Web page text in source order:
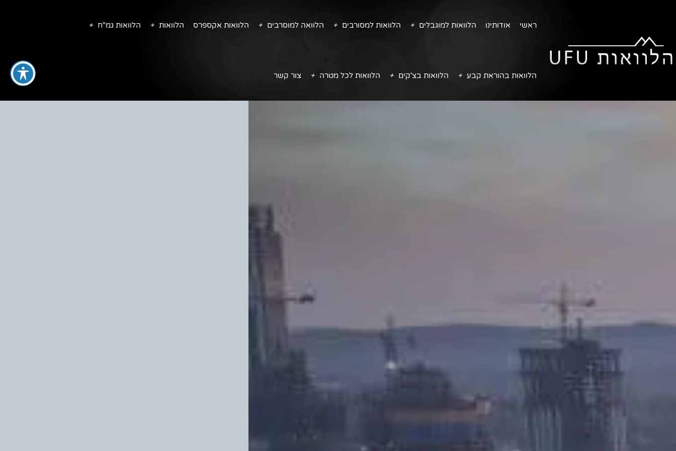
ראשי אודותינו הלוואות למוגבלים הלוואות למסורבים הלוואה למוסרבים הלוואות אקספרס הלוואות הלוואות גמ"ח
הלוואות בהוראת קבע הלוואות בצ'קים הלוואות לכל מטרה צור קשר